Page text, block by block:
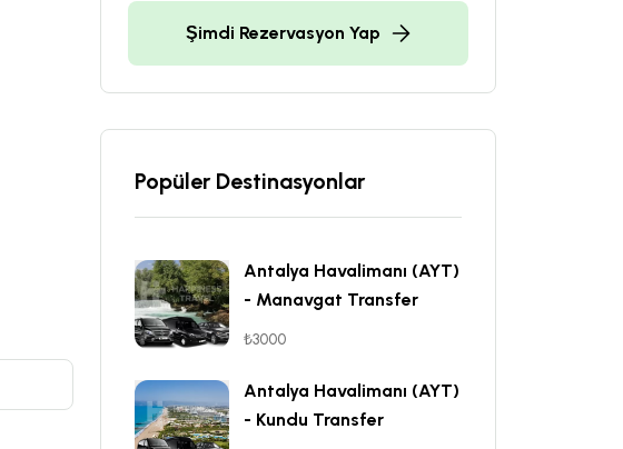
Şimdi Rezervasyon Yap
Popüler Destinasyonlar
Antalya Havalimanı (AYT)
- Manavgat Transfer
₺3000
Antalya Havalimanı (AYT)
- Kundu Transfer